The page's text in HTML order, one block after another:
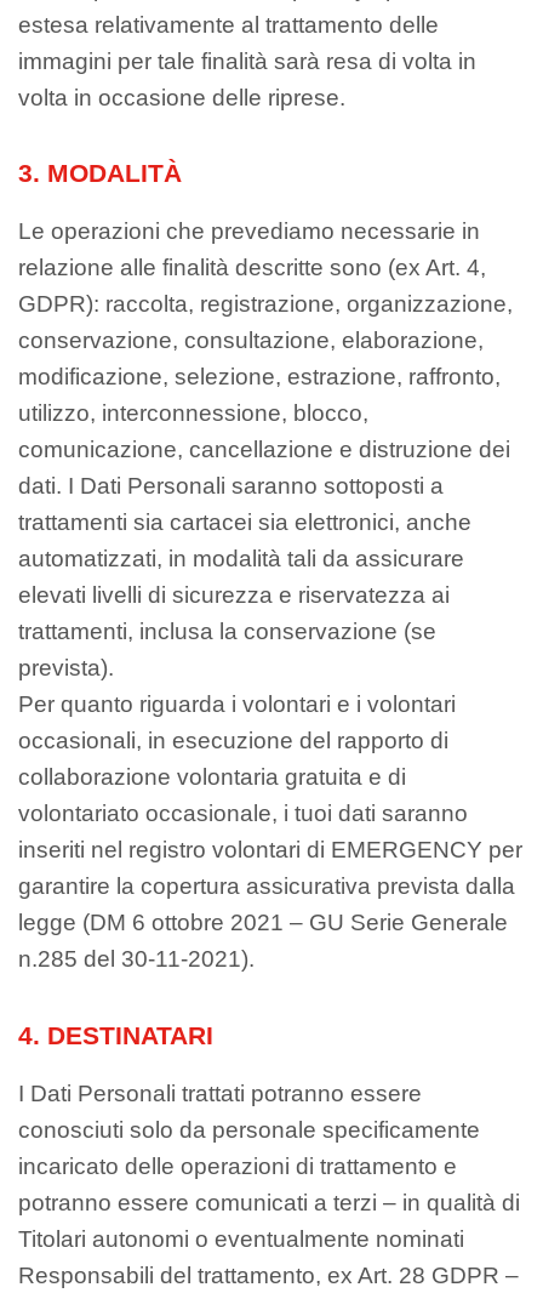
estesa relativamente al trattamento delle
immagini per tale finalità sarà resa di volta in
volta in occasione delle riprese.
3. MODALITÀ
Le operazioni che prevediamo necessarie in
relazione alle finalità descritte sono (ex Art. 4,
GDPR): raccolta, registrazione, organizzazione,
conservazione, consultazione, elaborazione,
modificazione, selezione, estrazione, raffronto,
utilizzo, interconnessione, blocco,
comunicazione, cancellazione e distruzione dei
dati. I Dati Personali saranno sottoposti a
trattamenti sia cartacei sia elettronici, anche
automatizzati, in modalità tali da assicurare
elevati livelli di sicurezza e riservatezza ai
trattamenti, inclusa la conservazione (se
prevista).
Per quanto riguarda i volontari e i volontari
occasionali, in esecuzione del rapporto di
collaborazione volontaria gratuita e di
volontariato occasionale, i tuoi dati saranno
inseriti nel registro volontari di EMERGENCY per
garantire la copertura assicurativa prevista dalla
legge (DM 6 ottobre 2021 – GU Serie Generale
n.285 del 30-11-2021).
4. DESTINATARI
I Dati Personali trattati potranno essere
conosciuti solo da personale specificamente
incaricato delle operazioni di trattamento e
potranno essere comunicati a terzi – in qualità di
Titolari autonomi o eventualmente nominati
Responsabili del trattamento, ex Art. 28 GDPR –